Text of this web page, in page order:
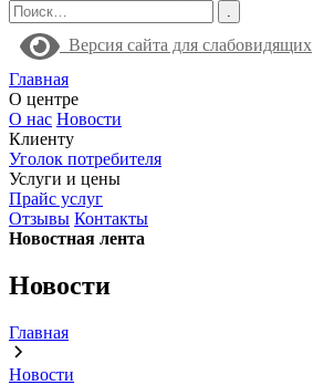
Версия сайта для слабовидящих
Главная
О центре
О нас Новости
Клиенту
Уголок потребителя
Услуги и цены
Прайс услуг
Отзывы Контакты
Новостная лента
Новости
Главная
Новости